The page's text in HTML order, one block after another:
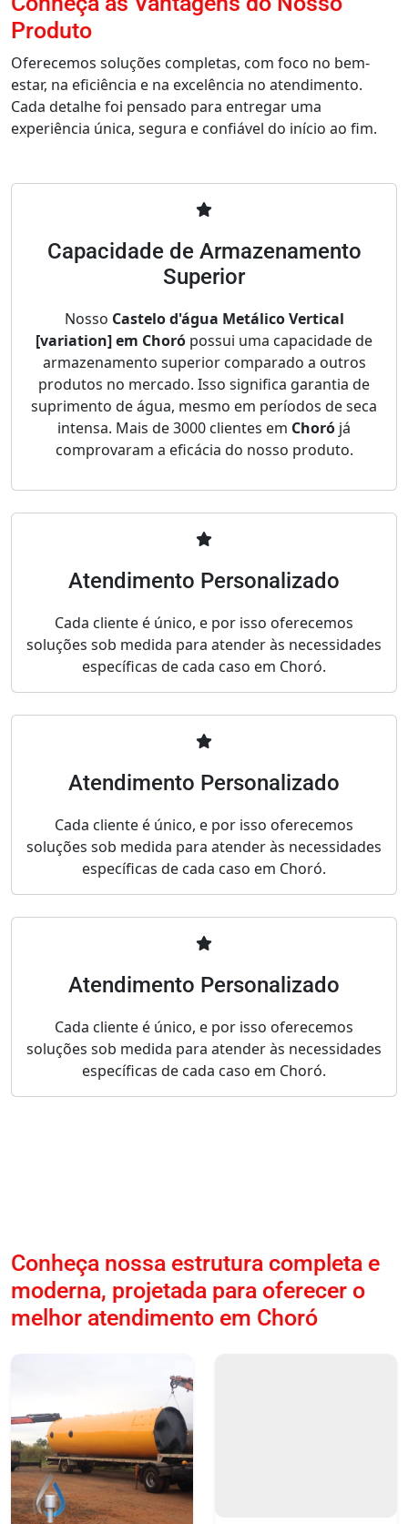
Produto
Oferecemos soluções completas, com foco no bem-
estar, na eficiência e na excelência no atendimento.
Cada detalhe foi pensado para entregar uma
experiência única, segura e confiável do início ao fim.
Capacidade de Armazenamento
Superior
Nosso Castelo d'água Metálico Vertical
[variation] em Choró possui uma capacidade de
armazenamento superior comparado a outros
produtos no mercado. Isso significa garantia de
suprimento de água, mesmo em períodos de seca
intensa. Mais de 3000 clientes em Choró já
comprovaram a eficácia do nosso produto.
Atendimento Personalizado
Cada cliente é único, e por isso oferecemos
soluções sob medida para atender às necessidades
específicas de cada caso em Choró.
Atendimento Personalizado
Cada cliente é único, e por isso oferecemos
soluções sob medida para atender às necessidades
específicas de cada caso em Choró.
Atendimento Personalizado
Cada cliente é único, e por isso oferecemos
soluções sob medida para atender às necessidades
específicas de cada caso em Choró.
Conheça nossa estrutura completa e
moderna, projetada para oferecer o
melhor atendimento em Choró